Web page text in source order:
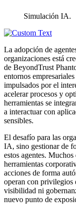
Simulación IA.
La adopción de
organizaciones está
de BeyondTrust
entornos
impulsados por el
acelerar procesos y
herramientas se
a interactuar con
sensibles.
El desafío para las
IA, sino gestionar de
estos agentes. Muchos
herramientas
acciones de forma
operan con privilegios
visibilidad ni
nuevo punto de